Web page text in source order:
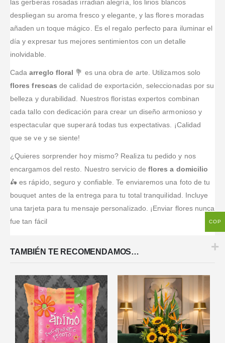
las gerberas rosadas irradian alegría, los lirios blancos
despliegan su aroma fresco y elegante, y las flores moradas
añaden un toque mágico. Es el regalo perfecto para iluminar el
día y expresar tus mejores sentimientos con un detalle
inolvidable.
Cadaarreglo floral 💐 es una obra de arte. Utilizamos solo
flores frescas de calidad de exportación, seleccionadas por su
belleza y durabilidad. Nuestros floristas expertos combinan
cada tallo con dedicación para crear un diseño armonioso y
espectacular que superará todas tus expectativas. ¡Calidad
que se ve y se siente!
¿Quieres sorprender hoy mismo? Realiza tu pedido y nos
encargamos del resto. Nuestro servicio de flores a domicilio
🛵 es rápido, seguro y confiable. Te enviaremos una foto de tu
bouquet antes de la entrega para tu total tranquilidad. Incluye
una tarjeta para tu mensaje personalizado. ¡Enviar flores nunca
fue tan fácil
TAMBIÉN TE RECOMENDAMOS…
COP